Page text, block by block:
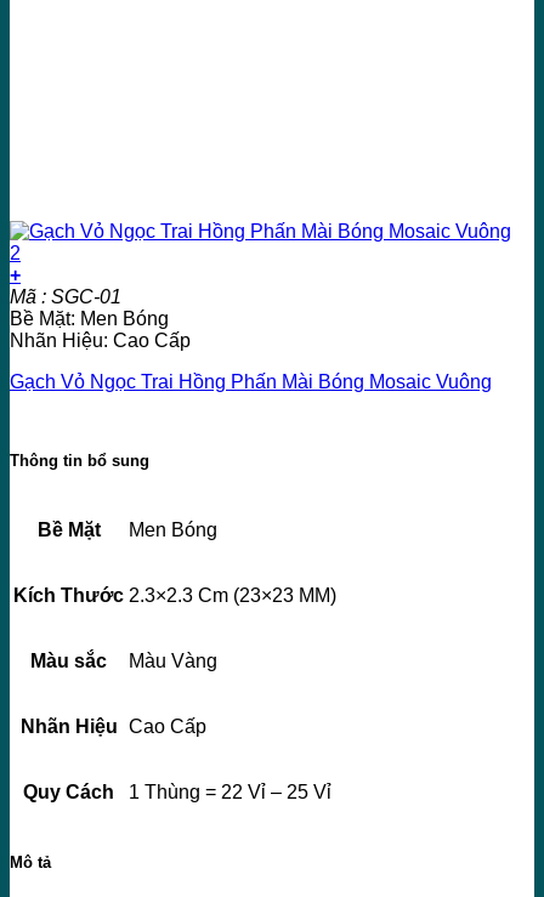
+
Mã : SGC-01
Bề Mặt: Men Bóng
Nhãn Hiệu: Cao Cấp
Gạch Vỏ Ngọc Trai Hồng Phấn Mài Bóng Mosaic Vuông
Thông tin bổ sung
Bề Mặt Men Bóng
Kích Thước 2.3×2.3 Cm (23×23 MM)
Màu sắc Màu Vàng
Nhãn Hiệu Cao Cấp
Quy Cách 1 Thùng = 22 Vỉ – 25 Vỉ
Mô tả